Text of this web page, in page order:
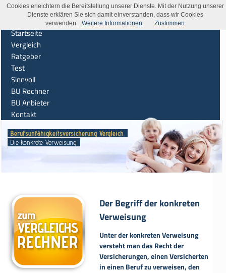
Startseite
Vergleich
Ratgeber
Test
Sinnvoll
BU Rechner
BU Anbieter
Kontakt
Berufsunfähigkeitsversicherung Vergleich
Die konkrete Verweisung
Der Begriff der konkreten
Verweisung
Unter der konkreten Verweisung
versteht man das Recht der
Versicherungen, einen Versicherten
in einen Beruf zu verweisen, den
Cookies erleichtern die Bereitstellung unserer Dienste. Mit der Nutzung unserer
Dienste erklären Sie sich damit einverstanden, dass wir Cookies
verwenden. Weitere Informationen Zustimmen